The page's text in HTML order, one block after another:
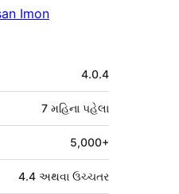
Imon
4.0.4
7 મહિના પહેલા
5,000+
4.4 અથવા ઉચ્ચતર